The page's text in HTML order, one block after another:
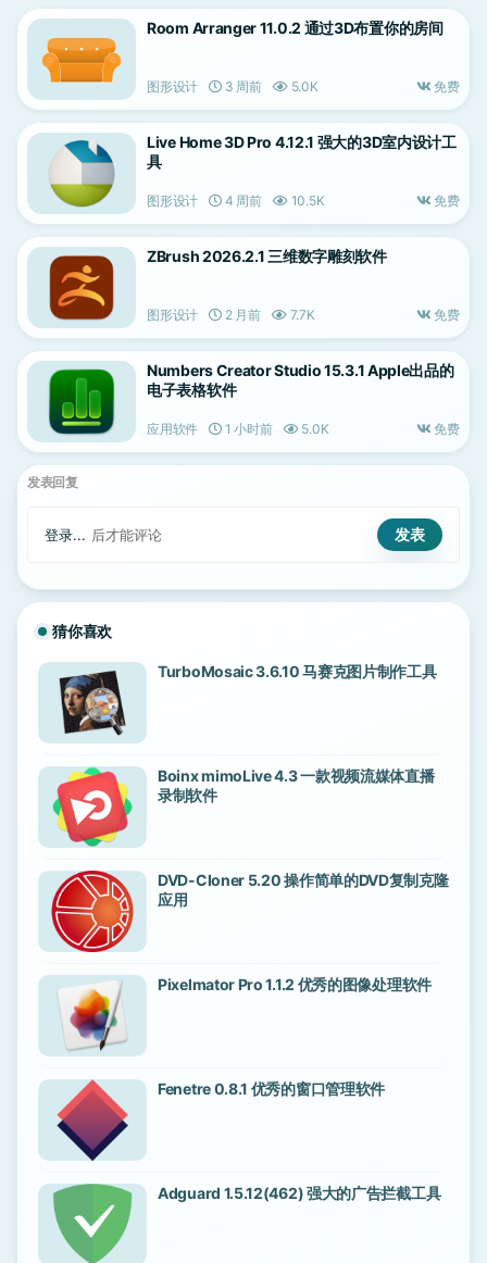
Room Arranger 11.0.2 通过3D布置你的房间
图形设计 3 周前 5.0K 免费
Live Home 3D Pro 4.12.1 强大的3D室内设计工
具
图形设计 4 周前 10.5K 免费
ZBrush 2026.2.1 三维数字雕刻软件
图形设计 2 月前 7.7K 免费
Numbers Creator Studio 15.3.1 Apple出品的
电子表格软件
应用软件 1 小时前 5.0K 免费
发表回复
登录... 后才能评论
猜你喜欢
TurboMosaic 3.6.10 马赛克图片制作工具
Boinx mimoLive 4.3 一款视频流媒体直播
录制软件
DVD-Cloner 5.20 操作简单的DVD复制克隆
应用
Pixelmator Pro 1.1.2 优秀的图像处理软件
Fenetre 0.8.1 优秀的窗口管理软件
Adguard 1.5.12(462) 强大的广告拦截工具